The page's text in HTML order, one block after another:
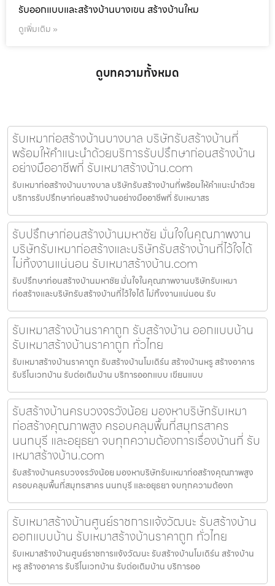
รับออกแบบและสร้างบ้านบางเขน สร้างบ้านใหม
ดูเพิ่มเติม »
ดูบทความทั้งหมด
รับเหมาก่อสร้างบ้านบางบาล บริษัทรับสร้างบ้านที่
พร้อมให้คำแนะนำด้วยบริการรับปรึกษาก่อนสร้างบ้าน
อย่างมืออาชีพที่ รับเหมาสร้างบ้าน.com
รับเหมาก่อสร้างบ้านบางบาล บริษัทรับสร้างบ้านที่พร้อมให้คำแนะนำด้วย
บริการรับปรึกษาก่อนสร้างบ้านอย่างมืออาชีพที่ รับเหมาสร
รับปรึกษาก่อนสร้างบ้านมหาชัย มั่นใจในคุณภาพงาน
บริษัทรับเหมาก่อสร้างและบริษัทรับสร้างบ้านที่ไว้ใจได้
ไม่ทิ้งงานแน่นอน รับเหมาสร้างบ้าน.com
รับปรึกษาก่อนสร้างบ้านมหาชัย มั่นใจในคุณภาพงานบริษัทรับเหมา
ก่อสร้างและบริษัทรับสร้างบ้านที่ไว้ใจได้ ไม่ทิ้งงานแน่นอน รับ
รับเหมาสร้างบ้านราคาถูก รับสร้างบ้าน ออกแบบบ้าน
รับเหมาสร้างบ้านราคาถูก ทั่วไทย
รับเหมาสร้างบ้านราคาถูก รับสร้างบ้านโมเดิร์น สร้างบ้านหรู สร้างอาคาร
รับรีโนเวทบ้าน รับต่อเติมบ้าน บริการออกแบบ เขียนแบบ
รับสร้างบ้านครบวงจรวังน้อย มองหาบริษัทรับเหมา
ก่อสร้างคุณภาพสูง ครอบคลุมพื้นที่สมุทรสาคร
นนทบุรี และอยุธยา จบทุกความต้องการเรื่องบ้านที่ รับ
เหมาสร้างบ้าน.com
รับสร้างบ้านครบวงจรวังน้อย มองหาบริษัทรับเหมาก่อสร้างคุณภาพสูง
ครอบคลุมพื้นที่สมุทรสาคร นนทบุรี และอยุธยา จบทุกความต้องก
รับเหมาสร้างบ้านศูนย์ราชการแจ้งวัฒนะ รับสร้างบ้าน
ออกแบบบ้าน รับเหมาสร้างบ้านราคาถูก ทั่วไทย
รับเหมาสร้างบ้านศูนย์ราชการแจ้งวัฒนะ รับสร้างบ้านโมเดิร์น สร้างบ้าน
หรู สร้างอาคาร รับรีโนเวทบ้าน รับต่อเติมบ้าน บริการออ